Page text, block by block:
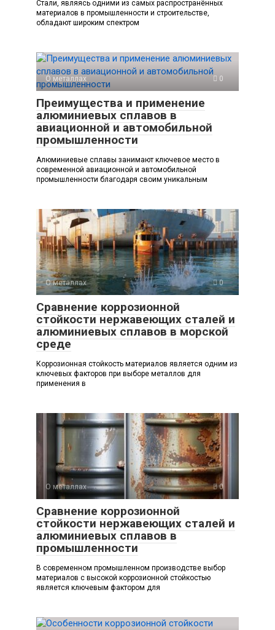
Стали, являясь одними из самых распространённых
материалов в промышленности и строительстве,
обладают широким спектром
О металлах 0
Преимущества и применение
алюминиевых сплавов в
авиационной и автомобильной
промышленности
Алюминиевые сплавы занимают ключевое место в
современной авиационной и автомобильной
промышленности благодаря своим уникальным
О металлах 0
Сравнение коррозионной
стойкости нержавеющих сталей и
алюминиевых сплавов в морской
среде
Коррозионная стойкость материалов является одним из
ключевых факторов при выборе металлов для
применения в
О металлах 0
Сравнение коррозионной
стойкости нержавеющих сталей и
алюминиевых сплавов в
промышленности
В современном промышленном производстве выбор
материалов с высокой коррозионной стойкостью
является ключевым фактором для